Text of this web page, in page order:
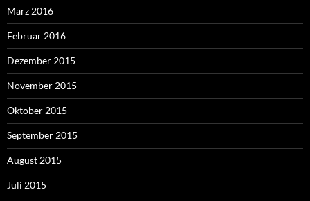
März 2016
Februar 2016
Dezember 2015
November 2015
Oktober 2015
September 2015
August 2015
Juli 2015